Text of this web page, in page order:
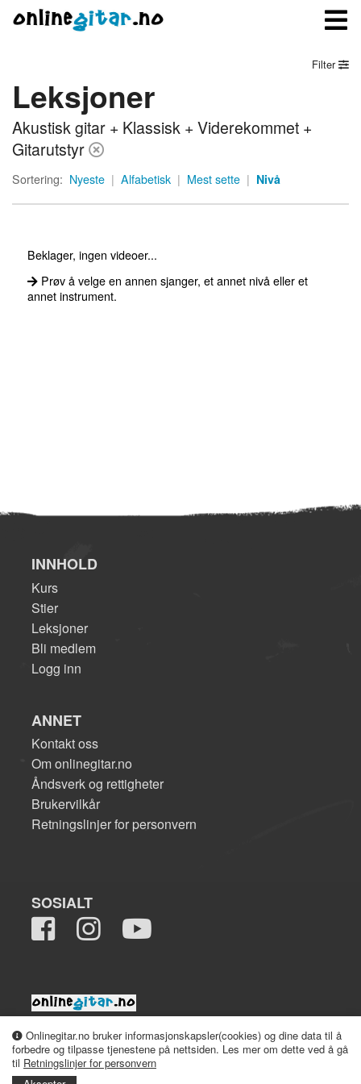
Meny
Logg inn
Bli medlem
Om onlinegitar.no
Filter
Leksjoner
Akustisk gitar + Klassisk + Viderekommet +
Gitarutstyr
Sortering: Nyeste | Alfabetisk | Mest sette | Nivå
Beklager, ingen videoer...
Prøv å velge en annen sjanger, et annet nivå eller et
annet instrument.
Onlinegitar.no bruker informasjonskapsler(cookies) og dine data til å
forbedre og tilpasse tjenestene på nettsiden. Les mer om dette ved å gå
til Retningslinjer for personvern
INNHOLD
Kurs
Stier
Leksjoner
Bli medlem
Logg inn
ANNET
Kontakt oss
Om onlinegitar.no
Åndsverk og rettigheter
Brukervilkår
Retningslinjer for personvern
SOSIALT
2008-2026 onlinegitar.no